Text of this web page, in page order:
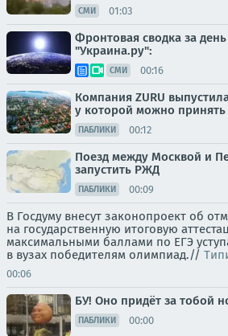
СМИ 01:03
Фронтовая сводка за
"Украина.ру":
СМИ 00:16
Компания ZURU
у которой можно
ПАБЛИКИ 00:12
Поезд между Москвой и
запустить РЖД
ПАБЛИКИ 00:09
В Госдуму внесут законопроект об
на государственную итоговую
максимальными баллами по ЕГЭ
в вузах победителям олимпиад.//
00:06
БУ! Оно придёт за тобой
ПАБЛИКИ 00:00